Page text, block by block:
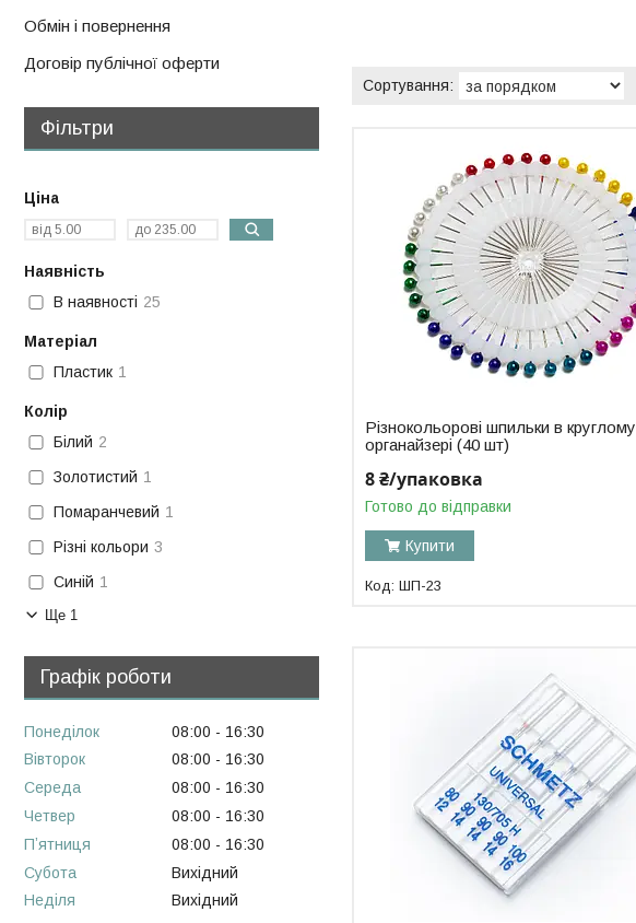
Різнокольорові шпильки в круглому
органайзері (40 шт)
8 ₴/упаковка
Готово до відправки
Купити
ШП-23
Обмін і повернення
Договір публічної оферти
Фільтри
Ціна
Наявність
В наявності 25
Матеріал
Пластик 1
Колір
Білий 2
Золотистий 1
Помаранчевий 1
Різні кольори 3
Синій 1
Ще 1
Графік роботи
Понеділок 08:00
16:30
Вівторок
08:00
16:30
Середа
08:00
16:30
Четвер
08:00
16:30
Пʼятниця
08:00
16:30
Субота
Вихідний
Неділя
Вихідний